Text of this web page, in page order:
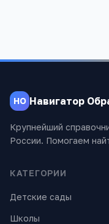
НО Навигатор
Крупнейший
России. Помогаем
КАТЕГОРИИ
Детские сады
Школы